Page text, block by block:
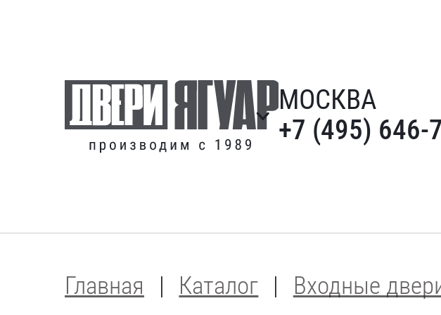
МОСКВА
+7 (495) 646-
Главная Каталог Входные